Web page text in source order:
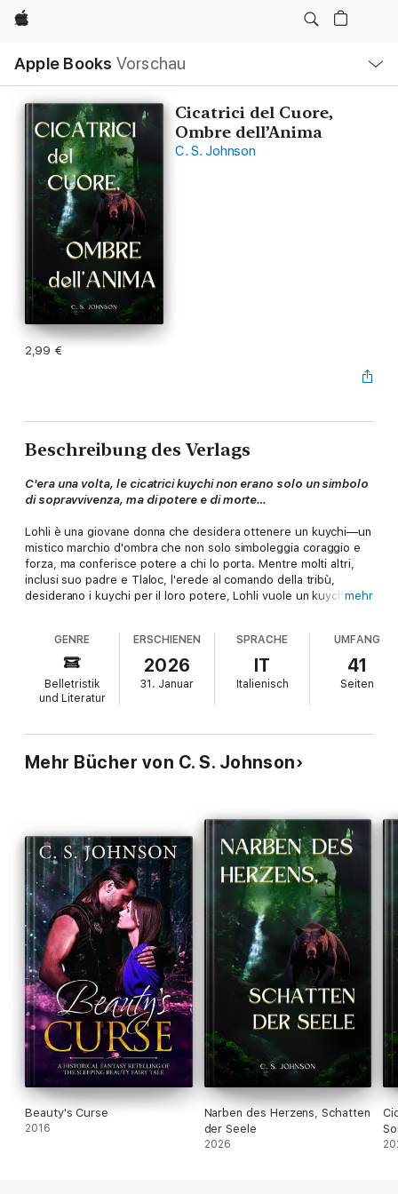
Apple
Apple Books Vorschau
Navigation
Menü
öffnen
Cicatrici del Cuore,
Ombre dell’Anima
C. S. Johnson
2,99 €
Beschreibung des Verlags
C'era una volta, le cicatrici kuychi non erano solo un simbolo
di sopravvivenza, ma di potere e di morte…
Lohli è una giovane donna che desidera ottenere un kuychi—un
mistico marchio d'ombra che non solo simboleggia coraggio e
forza, ma conferisce potere a chi lo porta. Mentre molti altri,
inclusi suo padre e Tlaloc, l'erede al comando della tribù,
desiderano i kuychi per il loro potere, Lohli vuole un kuychi per
Con l'aiuto inaspettato di Wayron, un giovane uomo il cui
passato è segnato da segreti, Lohli deve scoprire le dure verità
e l'oscurità nascosta nel suo mondo.
Alla fine, deve scoprire cosa richiede il vero coraggio—e fino a
Con numerosi colpi di scena, sorprese e dolcezza,
del Cuore, Ombre dell'Animaè un breve racconto dark
mehr
GENRE
Belletristik
und Literatur
ERSCHIENEN
2026
31. Januar
SPRACHE
IT
Italienisch
UMFANG
41
Seiten
Mehr Bücher von C. S. Johnson
Beauty's Curse
2016
Narben des Herzens, Schatten
der Seele
2026